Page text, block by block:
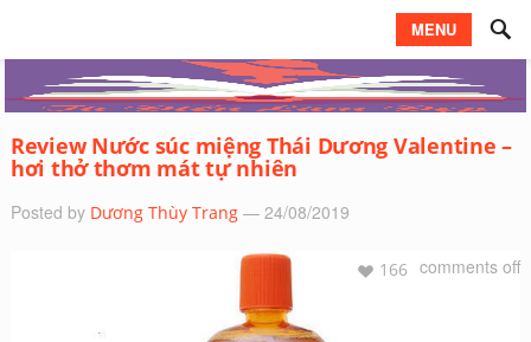
MENU
Review Nước súc miệng Thái Dương Valentine –
hơi thở thơm mát tự nhiên
Posted by Dương Thùy Trang — 24/08/2019
comments off
166